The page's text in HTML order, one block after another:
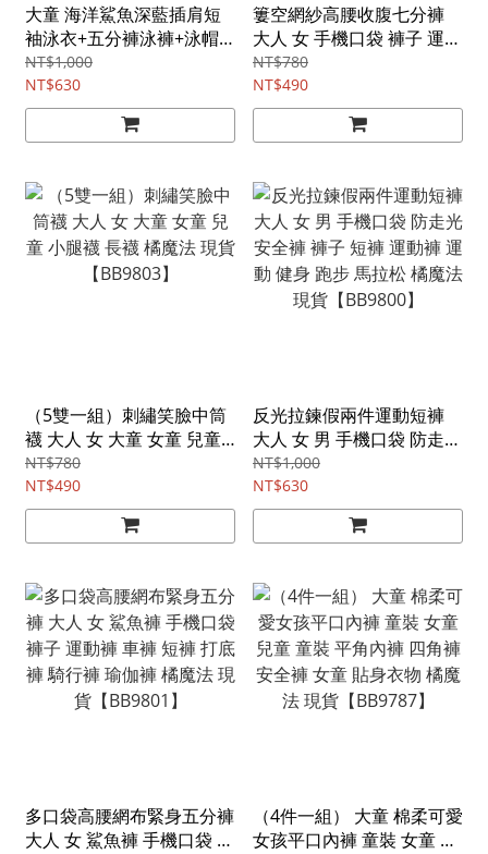
大童 海洋鯊魚深藍插肩短
袖泳衣+五分褲泳褲+泳帽 2
件式 男童 兒童 童裝 泳裝
夏天 泳衣 玩水 橘魔法 現貨
【BB9771】
NT$1,000
NT$630
簍空網紗高腰收腹七分褲
大人 女 手機口袋 褲子 運動
褲 車褲 鯊魚褲 短褲 打底褲
騎行褲 瑜伽褲 橘魔法 現貨
【BB9809】
NT$780
NT$490
（5雙一組）刺繡笑臉中筒
襪 大人 女 大童 女童 兒童
小腿襪 長襪 橘魔法 現貨
【BB9803】
NT$780
NT$490
反光拉鍊假兩件運動短褲
大人 女 男 手機口袋 防走光
安全褲 褲子 短褲 運動褲 運
動 健身 跑步 馬拉松 橘魔法
現貨【BB9800】
NT$1,000
NT$630
多口袋高腰網布緊身五分褲
大人 女 鯊魚褲 手機口袋 褲
（4件一組） 大童 棉柔可愛
女孩平口內褲 童裝 女童 兒